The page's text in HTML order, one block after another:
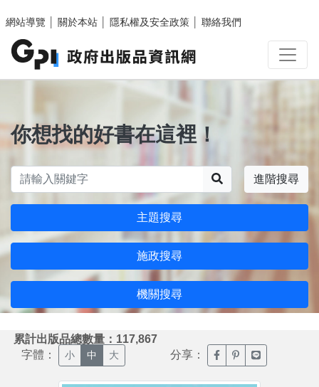
網站導覽
關於本站 隱私權及安全政策 聯絡我們
你想找的好書在這裡！
進階搜尋
主題搜尋
施政搜尋
機關搜尋
累計出版品總數量：117,867
字體： 小 中 大 分享： 臉書分享(另開新視窗)
噗浪分享(另開新
Line分享(另